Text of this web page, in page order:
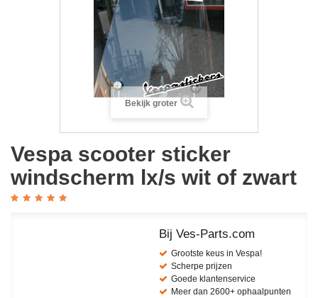
Bekijk groter
Vespa scooter sticker
windscherm lx/s wit of zwart
Bij Ves-Parts.com
Grootste keus in Vespa!
Scherpe prijzen
Goede klantenservice
Meer dan 2600+ ophaalpunten